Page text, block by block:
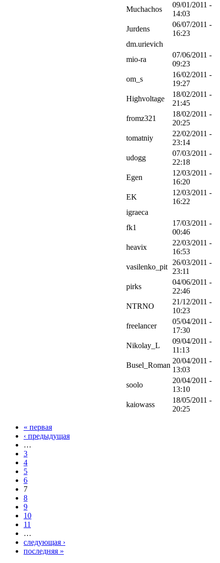
Muchachos
09/01/2011 -
14:03
Jurdens
06/07/2011 -
16:23
dm.urievich
mio-ra
07/06/2011 -
09:23
om_s
16/02/2011 -
19:27
Highvoltage
18/02/2011 -
21:45
fromz321
18/02/2011 -
20:25
tomatniy
22/02/2011 -
23:14
udogg
07/03/2011 -
22:18
Egen
12/03/2011 -
16:20
EK
12/03/2011 -
16:22
igraeca
fk1
17/03/2011 -
00:46
heavix
22/03/2011 -
16:53
vasilenko_pit
26/03/2011 -
23:11
pirks
04/06/2011 -
22:46
NTRNO
21/12/2011 -
10:23
freelancer
05/04/2011 -
17:30
Nikolay_L
09/04/2011 -
11:13
Busel_Roman
20/04/2011 -
13:03
soolo
20/04/2011 -
13:10
kaiowass
18/05/2011 -
20:25
« первая
‹ предыдущая
…
3
4
5
6
7
8
9
10
11
…
следующая ›
последняя »